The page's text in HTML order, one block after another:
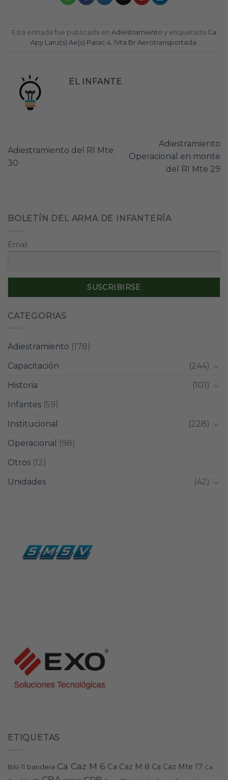
Esta entrada fue publicada en Adiestramiento y etiquetada Ca
Apy Lanz(s) Ae(s) Parac 4, IVta Br Aerotransportada.
EL INFANTE
Adiestramiento del RI Mte
30
Adiestramiento
Operacional en monte
del RI Mte 29
BOLETÍN DEL ARMA DE INFANTERÍA
Email
CATEGORIAS
Adiestramiento (178)
Capacitación
(244)
Historia
(101)
Infantes (59)
Institucional
(228)
Operacional
(98)
Otros (12)
Unidades
(42)
ETIQUETAS
BAI-11 bandera Ca Caz M 6 Ca Caz M 8 Ca Caz Mte 17 Ca